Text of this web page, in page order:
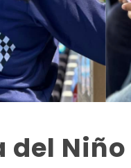
del Niño